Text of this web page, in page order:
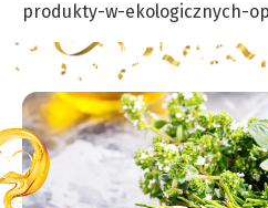
produkty-w-ekologicznych-